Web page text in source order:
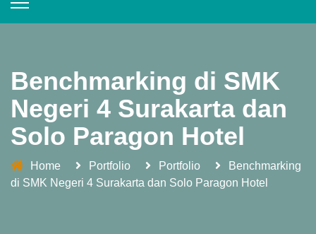
Benchmarking di SMK
Negeri 4 Surakarta dan
Solo Paragon Hotel
Home Portfolio Portfolio
Benchmarking
di SMK Negeri 4 Surakarta dan Solo Paragon Hotel